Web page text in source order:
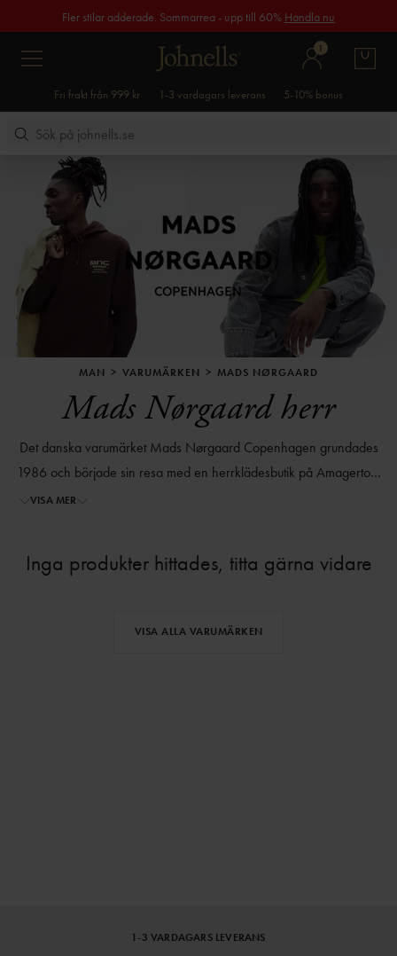
Fler stilar adderade. Sommarrea - upp till 60% Handla nu
1
Fri frakt från 999 kr 1-3 vardagars leverans 5-10% bonus
MAN VARUMÄRKEN MADS NØRGAARD
Mads Nørgaard herr
Det danska varumärket Mads Nørgaard Copenhagen grundades
1986 och började sin resa med en herrklädesbutik på Amagertorv
i Köpenhamn. Mads Nørgaard Copenhagen tror på starka
VISA MER
Inga produkter hittades, titta gärna vidare
VISA ALLA VARUMÄRKEN
1-3 VARDAGARS LEVERANS